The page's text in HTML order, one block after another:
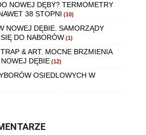
NOWEJ DĘBY? TERMOMETRY
38 STOPNI (10)
NOWEJ DĘBIE. SAMORZĄDY
DO NABORÓW (1)
& ART. MOCNE BRZMIENIA
DĘBIE (12)
OSIEDLOWYCH W